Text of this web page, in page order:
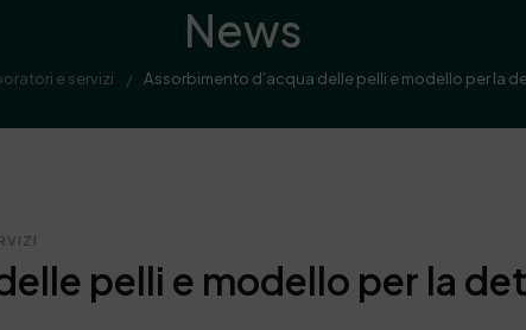
News
e servizi / Assorbimento d’acqua delle pelli e modello per la
pelli e modello per la